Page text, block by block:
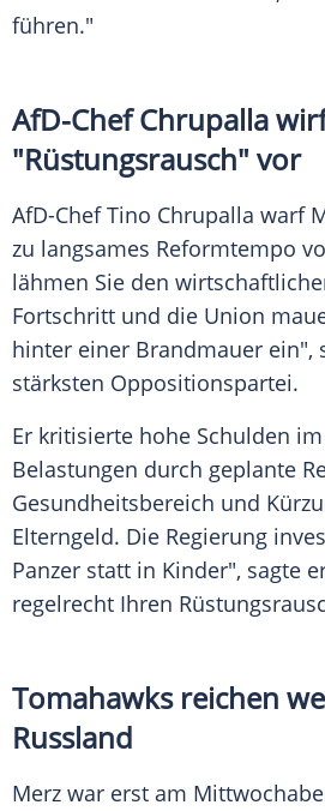
führen."
AfD-Chef Chrupalla
"Rüstungsrausch" vor
AfD-Chef Tino Chrupalla warf
zu langsames Reformtempo
lähmen Sie den
Fortschritt und die Union
hinter einer Brandmauer ein",
stärksten Oppositionspartei.
Er kritisierte hohe Schulden
Belastungen durch geplante
Gesundheitsbereich und
Elterngeld. Die Regierung
Panzer statt in Kinder", sagte
regelrecht Ihren
Tomahawks reichen
Russland
Merz war erst am